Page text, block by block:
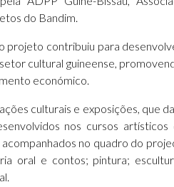
do Bandim.
projeto contribuiu para
cultural guineense,
económico.
culturais e exposições, que
nos cursos artísticos
no quadro do
oral e contos; pintura;